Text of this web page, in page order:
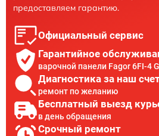
предоставляем гарантию.
Официальный сервис
Гарантийное
варочной панели Fagor 6FI-4
Диагностика за наш
ремонт по желанию
Бесплатный выезд
в день обращения
Срочный ремонт